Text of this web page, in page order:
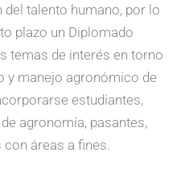
talento humano, por lo
plazo un Diplomado
temas de interés en torno
y manejo agronómico de
estudiantes,
agronomía, pasantes,
áreas a fines.